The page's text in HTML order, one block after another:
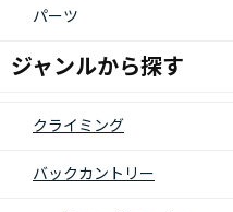
パーツ
ジャンルから探す
クライミング
バックカントリー